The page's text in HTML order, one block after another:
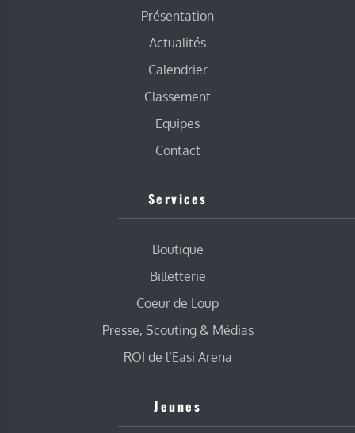
Présentation
Actualités
Calendrier
Classement
Equipes
Contact
Services
Boutique
Billetterie
Coeur de Loup
Presse, Scouting & Médias
ROI de l’Easi Arena
Jeunes